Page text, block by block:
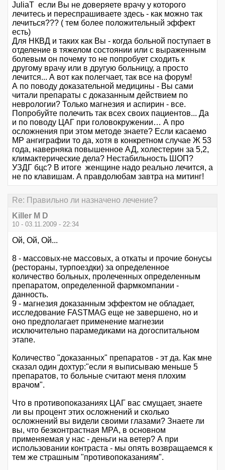
JuliaT если Вы не доверяете врачу у которого
лечитесь и переспрашиваете здесь - как можно так
лечиться??? ( тем более положительный эффект
есть)
Для НКВД и таких как Вы - когда больной поступает в
отделение в тяжелом состоянии или с выраженным
болевым он почему то не попробует сходить к
другому врачу или в другую больницу, а просто
лечится... А вот как полегчает, так все на форум!
А по поводу доказательной медицины - Вы сами
читали препараты с доказанным действием по
неврологии? Только магнезия и аспирин - все.
Попробуйте полечить так всех своих пациентов... Да
и по поводу ЦАГ при головокружении… А про
осложнения при этом методе знаете? Если касаемо
МР ангиграфии то да, хотя в конкретном случае Ж 53
года, наверняка повышенное АД, холестерин за 5,2,
климактерические дела? Нестабильность ШОП?
УЗДГ бцс? В итоге женщине надо реально лечится, а
не по клавишам. А правдолюбам завтра на митинг!
Re: Правильно ли назначено лечение?
Killer M D
10 - 03.11.2009 - 22:34
Ой, Ой, Ой...
8 - массовых-не массовых, а откаты и прочие бонусы
(рестораны, турпоездки) за определенное
количество больных, пролеченных определенным
препаратом, определенной фармкомпании -
данность.
9 - магнезия доказанным эффектом не обладает,
исследование FASTMAG еще не завершено, но и
оно предполагает применение магнезии
исключительно парамедиками на догоспитальном
этапе.
Количество "доказанных" препаратов - эт да. Как мне
сказал один дохтур:"если я выписываю меньше 5
препаратов, то больные считают меня плохим
врачом".
Что в противопоказаниях ЦАГ вас смущает, знаете
ли вы процент этих осложнений и сколько
осложнений вы видели своими глазами? Знаете ли
вы, что безконтрастная МРА, в основном
применяемая у нас - деньги на ветер? А при
использовании контраста - мы опять возвращаемся к
тем же страшным "противопоказаниям".